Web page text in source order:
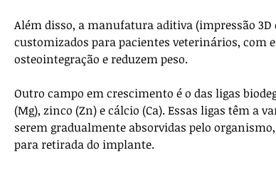
Além disso, a manufatura aditiva (impressão
customizados para pacientes veterinários, com
osteointegração e reduzem peso.
Outro campo em crescimento é o das ligas
(Mg), zinco (Zn) e cálcio (Ca). Essas ligas têm a
serem gradualmente absorvidas pelo
para retirada do implante.